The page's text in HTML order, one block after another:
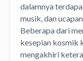
dalamnya
musik, dan
Beberapa dari
kesepian kosmik
mengakhiri